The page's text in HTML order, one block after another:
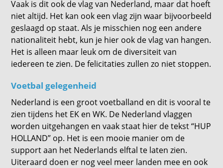
Vaak is dit ook de vlag van Nederland, maar dat hoeft
niet altijd. Het kan ook een vlag zijn waar bijvoorbeeld
geslaagd op staat. Als je misschien nog een andere
nationaliteit hebt, kun je hier ook de vlag van hangen.
Het is alleen maar leuk om de diversiteit van
iedereen te zien. De felicitaties zullen zo niet stoppen.
Voetbal gelegenheid
Nederland is een groot voetballand en dit is vooral te
zien tijdens het EK en WK. De Nederland vlaggen
worden uitgehangen en vaak staat hier de tekst “HUP
HOLLAND” op. Het is een mooie manier om de
support aan het Nederlands elftal te laten zien.
Uiteraard doen er nog veel meer landen mee en ook